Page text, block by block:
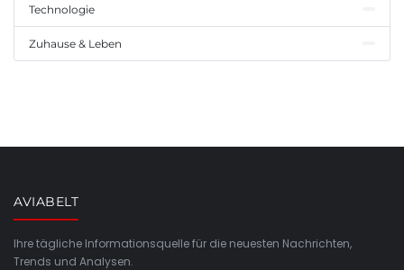
Technologie
Zuhause & Leben
AVIABELT
Ihre tägliche Informationsquelle für die neuesten Nachrichten,
Trends und Analysen.